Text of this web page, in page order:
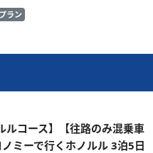
ラン
ルコース】【往路のみ混乗車
ミーで行くホノルル 3泊5日